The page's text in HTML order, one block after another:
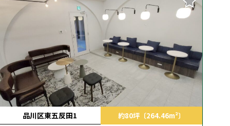
品川区東五反田1 約80坪〔264.46m²〕